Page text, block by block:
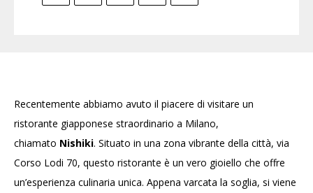
Recentemente abbiamo avuto il piacere di visitare un
ristorante giapponese straordinario a Milano,
chiamato Nishiki. Situato in una zona vibrante della città, via
Corso Lodi 70, questo ristorante è un vero gioiello che offre
un’esperienza culinaria unica. Appena varcata la soglia, si viene